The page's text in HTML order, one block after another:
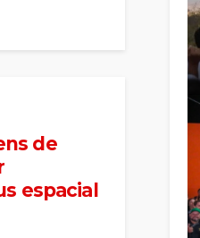
de
espacial